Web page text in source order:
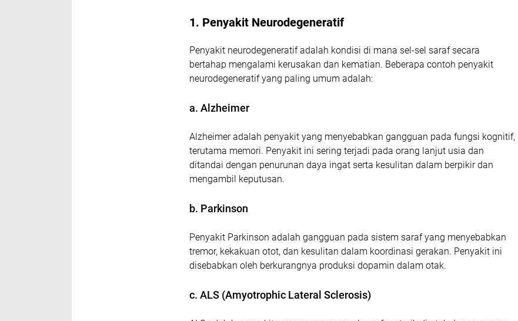
1. Penyakit Neurodegeneratif
Penyakit neurodegeneratif adalah kondisi di mana sel-sel saraf secara
bertahap mengalami kerusakan dan kematian. Beberapa contoh penyakit
neurodegeneratif yang paling umum adalah:
a. Alzheimer
Alzheimer adalah penyakit yang menyebabkan gangguan pada fungsi kognitif,
terutama memori. Penyakit ini sering terjadi pada orang lanjut usia dan
ditandai dengan penurunan daya ingat serta kesulitan dalam berpikir dan
mengambil keputusan.
b. Parkinson
Penyakit Parkinson adalah gangguan pada sistem saraf yang menyebabkan
tremor, kekakuan otot, dan kesulitan dalam koordinasi gerakan. Penyakit ini
disebabkan oleh berkurangnya produksi dopamin dalam otak.
c. ALS (Amyotrophic Lateral Sclerosis)